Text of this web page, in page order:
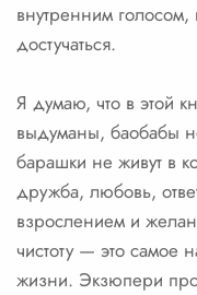
внутренним голосом,
достучаться.
Я думаю, что в этой
выдуманы, баобабы
барашки не живут в
дружба, любовь,
взрослением и
чистоту — это самое
жизни. Экзюпери